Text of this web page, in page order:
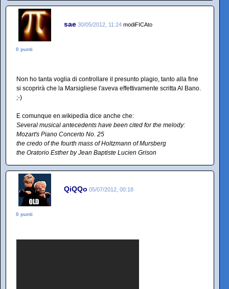
sae 30/05/2012, 11:24 modiFICAto
0 punti
Non ho tanta voglia di controllare il presunto plagio, tanto alla fine
si scoprirà che la Marsigliese l'aveva effettivamente scritta Al Bano.
;-)
E comunque en.wikipedia dice anche che:
Several musical antecedents have been cited for the melody:
Mozart's Piano Concerto No. 25
the credo of the fourth mass of Holtzmann of Mursberg
the Oratorio Esther by Jean Baptiste Lucien Grison
QiQQo 05/07/2012, 00:18
0 punti